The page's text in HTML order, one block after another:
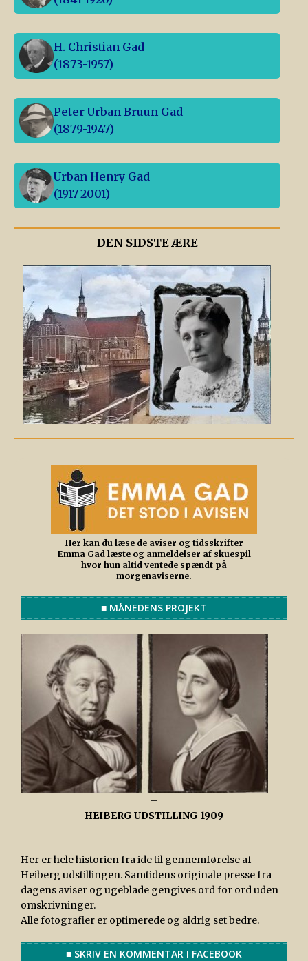
H. Christian Gad
(1873-1957)
Peter Urban Bruun Gad
(1879-1947)
Urban Henry Gad
(1917-2001)
DEN SIDSTE ÆRE
Her kan du læse de aviser og tidsskrifter
Emma Gad læste og anmeldelser af skuespil
hvor hun altid ventede spændt på
morgenaviserne.
■ MÅNEDENS PROJEKT
–
HEIBERG UDSTILLING 1909
–
Her er hele historien fra ide til gennemførelse af
Heiberg udstillingen. Samtidens originale presse fra
dagens aviser og ugeblade gengives ord for ord uden
omskrivninger.
Alle fotografier er optimerede og aldrig set bedre.
■ SKRIV EN KOMMENTAR I FACEBOOK